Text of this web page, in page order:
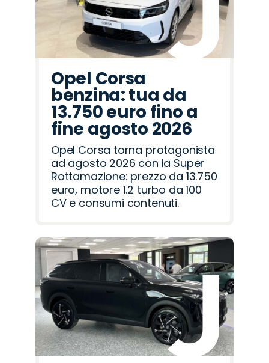
Opel Corsa
benzina: tua da
13.750 euro fino a
fine agosto 2026
Opel Corsa torna protagonista
ad agosto 2026 con la Super
Rottamazione: prezzo da 13.750
euro, motore 1.2 turbo da 100
CV e consumi contenuti.